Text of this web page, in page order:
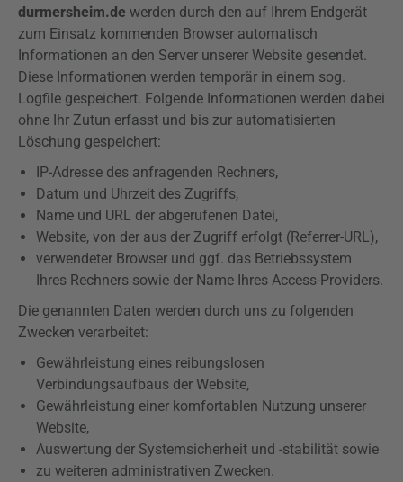
durmersheim.de werden durch den auf Ihrem Endgerät
zum Einsatz kommenden Browser automatisch
Informationen an den Server unserer Website gesendet.
Diese Informationen werden temporär in einem sog.
Logfile gespeichert. Folgende Informationen werden dabei
ohne Ihr Zutun erfasst und bis zur automatisierten
Löschung gespeichert:
IP-Adresse des anfragenden Rechners,
Datum und Uhrzeit des Zugriffs,
Name und URL der abgerufenen Datei,
Website, von der aus der Zugriff erfolgt (Referrer-URL),
verwendeter Browser und ggf. das Betriebssystem
Ihres Rechners sowie der Name Ihres Access-Providers.
Die genannten Daten werden durch uns zu folgenden
Zwecken verarbeitet:
Gewährleistung eines reibungslosen
Verbindungsaufbaus der Website,
Gewährleistung einer komfortablen Nutzung unserer
Website,
Auswertung der Systemsicherheit und -stabilität sowie
zu weiteren administrativen Zwecken.